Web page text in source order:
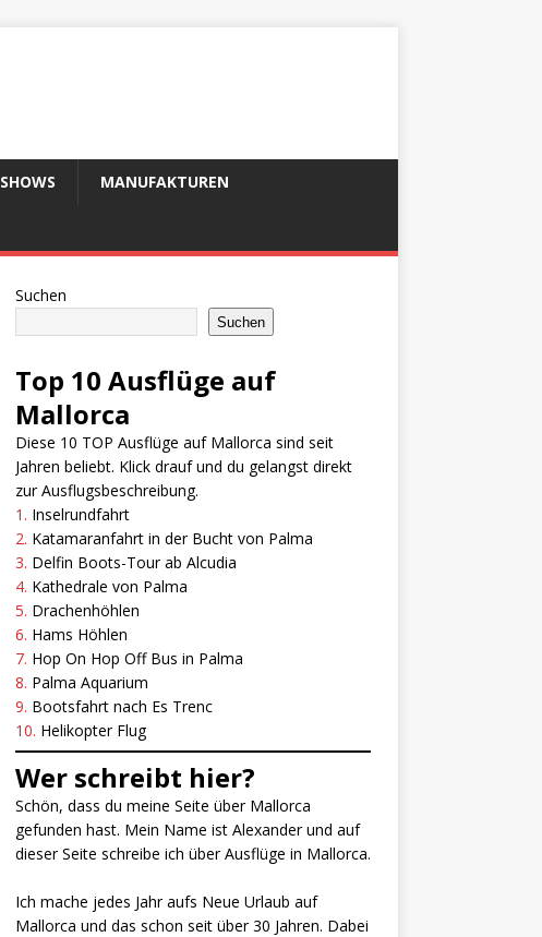
SHOWS MANUFAKTUREN
Suchen
Suchen
Top 10 Ausflüge auf
Mallorca
Diese 10 TOP Ausflüge auf Mallorca sind seit
Jahren beliebt. Klick drauf und du gelangst direkt
zur Ausflugsbeschreibung.
1. Inselrundfahrt
2. Katamaranfahrt in der Bucht von Palma
3. Delfin Boots-Tour ab Alcudia
4. Kathedrale von Palma
5. Drachenhöhlen
6. Hams Höhlen
7. Hop On Hop Off Bus in Palma
8. Palma Aquarium
9. Bootsfahrt nach Es Trenc
10. Helikopter Flug
Wer schreibt hier?
Schön, dass du meine Seite über Mallorca
gefunden hast. Mein Name ist Alexander und auf
dieser Seite schreibe ich über Ausflüge in Mallorca.
Ich mache jedes Jahr aufs Neue Urlaub auf
Mallorca und das schon seit über 30 Jahren. Dabei